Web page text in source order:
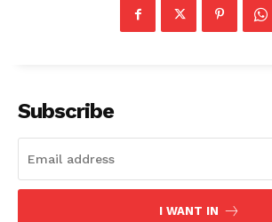
Subscribe
I WANT IN